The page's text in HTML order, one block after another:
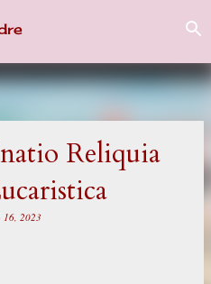
principali
Reliquia
16, 2023